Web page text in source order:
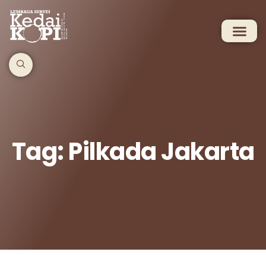
Tag: Pilkada Jakarta